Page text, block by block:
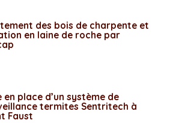
des bois de charpente et
en laine de roche par
en place d’un système de
termites Sentritech à
Faust